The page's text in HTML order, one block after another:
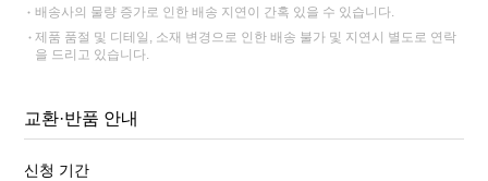
배송사의 물량 증가로 인한 배송 지연이 간혹 있을 수 있습니다.
제품 품절 및 디테일, 소재 변경으로 인한 배송 불가 및 지연시 별도로 연락
을 드리고 있습니다.
교환·반품 안내
신청 기간